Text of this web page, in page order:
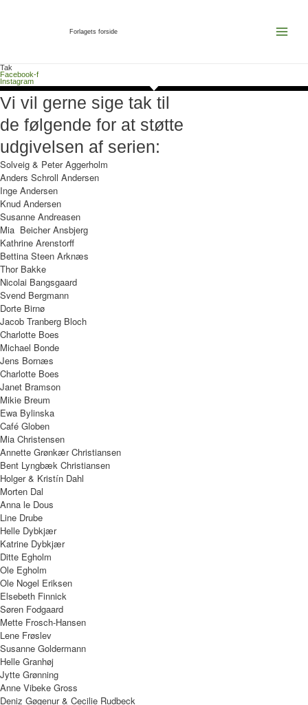
Forlagets forside
Tak
Facebook-f
Instagram
Vi vil gerne sige tak til
de følgende for at støtte
udgivelsen af serien:
Solveig & Peter Aggerholm
Anders Schroll Andersen
Inge Andersen
Knud Andersen
Susanne Andreasen
Mia Beicher Ansbjerg
Kathrine Arenstorff
Bettina Steen Arknæs
Thor Bakke
Nicolai Bangsgaard
Svend Bergmann
Dorte Birnø
Jacob Tranberg Bloch
Charlotte Boes
Michael Bonde
Jens Bornæs
Charlotte Boes
Janet Bramson
Mikie Breum
Ewa Bylinska
Café Globen
Mia Christensen
Annette Grønkær Christiansen
Bent Lyngbæk Christiansen
Holger & Kristín Dahl
Morten Dal
Anna le Dous
Line Drube
Helle Dybkjær
Katrine Dybkjær
Ditte Egholm
Ole Egholm
Ole Nogel Eriksen
Elsebeth Finnick
Søren Fodgaard
Mette Frosch-Hansen
Lene Frøslev
Susanne Goldermann
Helle Granhøj
Jytte Grønning
Anne Vibeke Gross
Deniz Gøgenur & Cecilie Rudbeck